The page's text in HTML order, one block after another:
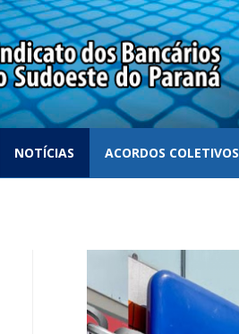
NOTÍCIAS ACORDOS COLETIVOS